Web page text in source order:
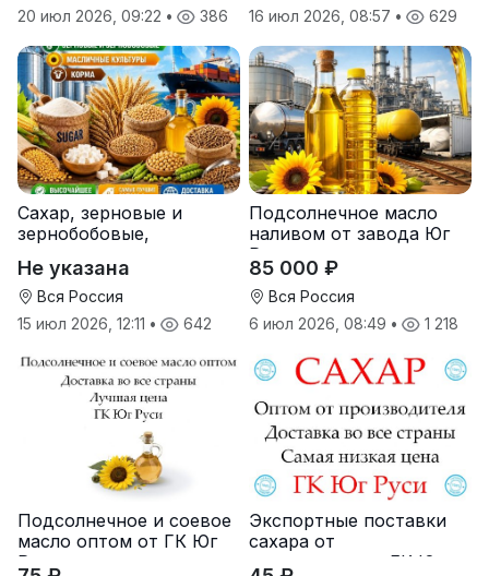
20 июл 2026, 09:22 • 386
16 июл 2026, 08:57 • 629
Сахар, зерновые и
зернобобовые,
корма
Не указана
Вся Россия
15 июл 2026, 12:11 • 642
Подсолнечное масло
наливом от завода Юг
Руси
85 000 ₽
Вся Россия
6 июл 2026, 08:49 • 1 218
Подсолнечное и соевое
масло оптом от ГК Юг
Руси
Экспортные поставки
сахара от
производителя ГК Юг